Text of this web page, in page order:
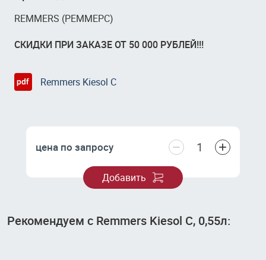
REMMERS (РЕММЕРС)
СКИДКИ ПРИ ЗАКАЗЕ ОТ 50 000 РУБЛЕЙ!!!
Remmers Kiesol C
цена по запросу − +
Добавить
Рекомендуем с Remmers Kiesol C, 0,55л: